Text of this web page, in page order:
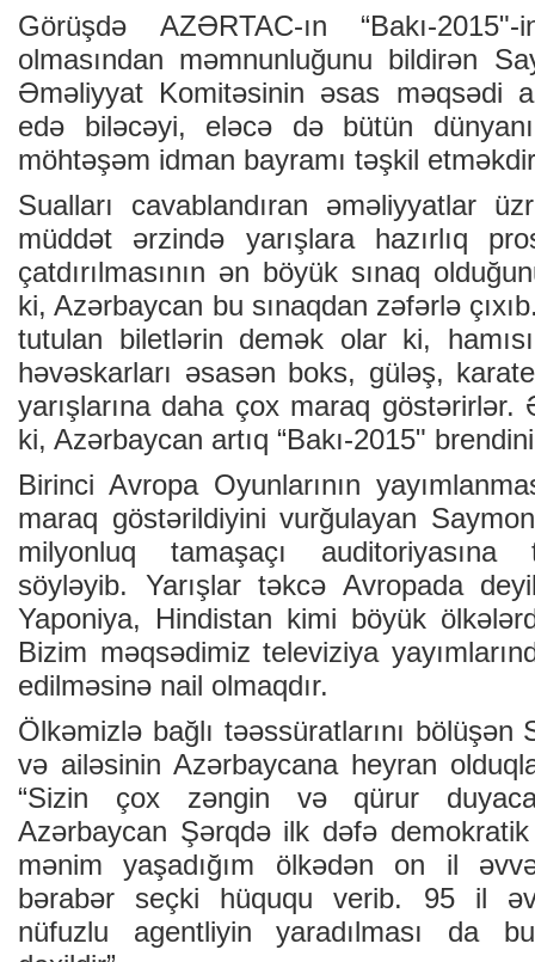
Görüşdə AZƏRTAC-ın “Bakı-
olmasından məmnunluğunu bildirən
Əməliyyat Komitəsinin əsas məqsədi
edə biləcəyi, eləcə də bütün
möhtəşəm idman bayramı təşkil
Sualları cavablandıran əməliyyatlar
müddət ərzində yarışlara hazırlıq
çatdırılmasının ən böyük sınaq
ki, Azərbaycan bu sınaqdan zəfərlə
tutulan biletlərin demək olar ki,
həvəskarları əsasən boks, güləş,
yarışlarına daha çox maraq
ki, Azərbaycan artıq “Bakı-2015"
Birinci Avropa Oyunlarının
maraq göstərildiyini vurğulayan
milyonluq tamaşaçı auditoriyasına
söyləyib. Yarışlar təkcə Avropada
Yaponiya, Hindistan kimi böyük
Bizim məqsədimiz televiziya
edilməsinə nail olmaqdır.
Ölkəmizlə bağlı təəssüratlarını
və ailəsinin Azərbaycana heyran
“Sizin çox zəngin və qürur
Azərbaycan Şərqdə ilk dəfə
mənim yaşadığım ölkədən on il
bərabər seçki hüququ verib. 95 il
nüfuzlu agentliyin yaradılması da